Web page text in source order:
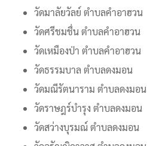
วัดมาลัยวัลย์ ตำบลคำอาฮวน
วัดศรีชมชื่น ตำบลคำอาฮวน
วัดเหมืองป่า ตำบลคำอาฮวน
วัดธรรมบาล ตำบลดงมอน
วัดมณีรัตนาราม ตำบลดงมอน
วัดราษฎร์บำรุง ตำบลดงมอน
วัดสว่างบุรมณ์ ตำบลดงมอน